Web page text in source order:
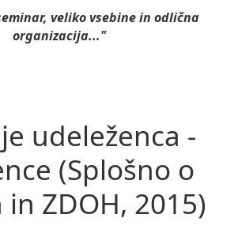
veliko vsebine in odlična
organizacija..."
udeleženca -
(Splošno o
in ZDOH, 2015)